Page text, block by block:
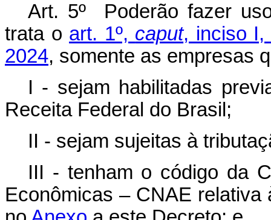
Art. 5º Poderão fazer
trata o art. 1º, caput, inciso I,
2024, somente as empresas
I - sejam habilitadas
Receita Federal do Brasil;
II - sejam sujeitas à
III - tenham o código da
Econômicas – CNAE